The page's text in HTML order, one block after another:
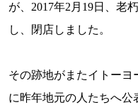
が、 2017年2 月 19日、老
し、閉店しました。
その跡地がまたイトー
に昨年地元の人たちへ公